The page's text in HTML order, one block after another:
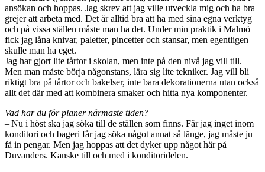
ansökan och hoppas. Jag skrev att jag ville utveckla mig och ha bra
grejer att arbeta med. Det är alltid bra att ha med sina egna verktyg
och på vissa ställen måste man ha det. Under min praktik i Malmö
fick jag låna knivar, paletter, pincetter och stansar, men egentligen
skulle man ha eget.
Jag har gjort lite tårtor i skolan, men inte på den nivå jag vill till.
Men man måste börja någonstans, lära sig lite tekniker. Jag vill bli
riktigt bra på tårtor och bakelser, inte bara dekorationerna utan också
allt det där med att kombinera smaker och hitta nya komponenter.
Vad har du för planer närmaste tiden?
– Nu i höst ska jag söka till de ställen som finns. Får jag inget inom
konditori och bageri får jag söka något annat så länge, jag måste ju
få in pengar. Men jag hoppas att det dyker upp något här på
Duvanders. Kanske till och med i konditoridelen.